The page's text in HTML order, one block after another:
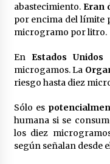
Todos
Sevilla
26
El
meses
22
La
cara
18
abastecimiento. Eran
por encima del límite
microgramo por litro.
En Estados Unidos
microgamos. La
riesgo hasta diez
Sólo es
humana si se
los diez
según señalan desde